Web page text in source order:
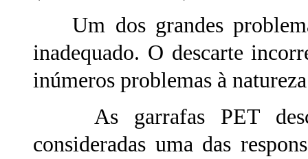
Um dos grandes
inadequado. O descarte
inúmeros problemas à
As garrafas PET
consideradas uma das